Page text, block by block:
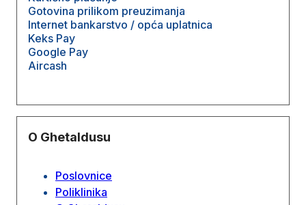
Gotovina prilikom preuzimanja
Internet bankarstvo / opća uplatnica
Keks Pay
Google Pay
Aircash
O Ghetaldusu
Poslovnice
Poliklinika